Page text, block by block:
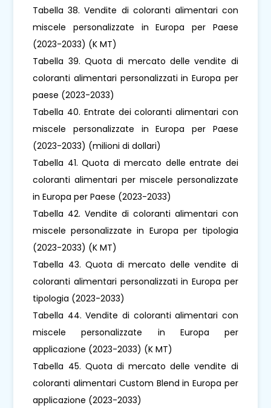
Tabella 38. Vendite di coloranti alimentari con
miscele personalizzate in Europa per Paese
(2023-2033) (K MT)
Tabella 39. Quota di mercato delle vendite di
coloranti alimentari personalizzati in Europa per
paese (2023-2033)
Tabella 40. Entrate dei coloranti alimentari con
miscele personalizzate in Europa per Paese
(2023-2033) (milioni di dollari)
Tabella 41. Quota di mercato delle entrate dei
coloranti alimentari per miscele personalizzate
in Europa per Paese (2023-2033)
Tabella 42. Vendite di coloranti alimentari con
miscele personalizzate in Europa per tipologia
(2023-2033) (K MT)
Tabella 43. Quota di mercato delle vendite di
coloranti alimentari personalizzati in Europa per
tipologia (2023-2033)
Tabella 44. Vendite di coloranti alimentari con
miscele personalizzate in Europa per
applicazione (2023-2033) (K MT)
Tabella 45. Quota di mercato delle vendite di
coloranti alimentari Custom Blend in Europa per
applicazione (2023-2033)